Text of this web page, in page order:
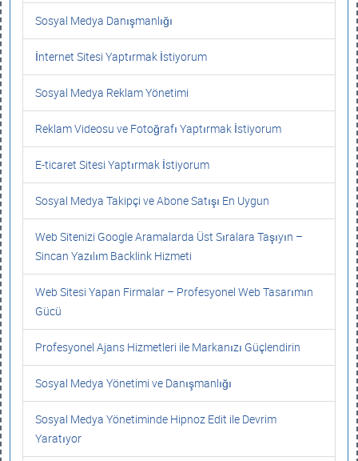
Sosyal Medya Danışmanlığı
İnternet Sitesi Yaptırmak İstiyorum
Sosyal Medya Reklam Yönetimi
Reklam Videosu ve Fotoğrafı Yaptırmak İstiyorum
E-ticaret Sitesi Yaptırmak İstiyorum
Sosyal Medya Takipçi ve Abone Satışı En Uygun
Web Sitenizi Google Aramalarda Üst Sıralara Taşıyın –
Sincan Yazılım Backlink Hizmeti
Web Sitesi Yapan Firmalar – Profesyonel Web Tasarımın
Gücü
Profesyonel Ajans Hizmetleri ile Markanızı Güçlendirin
Sosyal Medya Yönetimi ve Danışmanlığı
Sosyal Medya Yönetiminde Hipnoz Edit ile Devrim
Yaratıyor